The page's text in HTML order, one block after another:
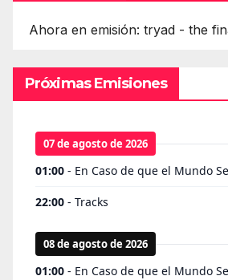
Ahora en emisión: tryad - the
Próximas Emisiones